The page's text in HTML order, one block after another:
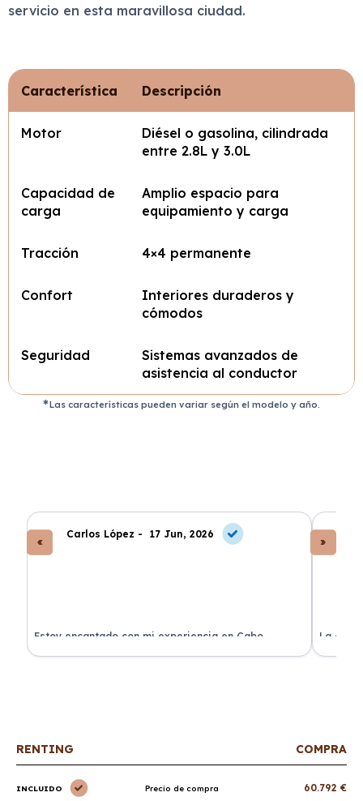
servicio en esta maravillosa ciudad.
Característica Descripción
Motor
Diésel o gasolina, cilindrada
entre 2.8L y 3.0L
Capacidad de
carga
Amplio espacio para
equipamiento y carga
Tracción 4×4 permanente
Confort
Interiores duraderos y
cómodos
Seguridad
Sistemas avanzados de
asistencia al conductor
Las características pueden variar según el modelo y año.
Carlos López - 17 Jun, 2026
Estoy encantado con mi experiencia en Cabo
Renting. El coche llegó en perfectas condiciones y sin
La
de
RENTING COMPRA
INCLUIDO Precio de compra 60.792 €